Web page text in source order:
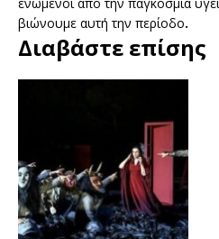
βιώνουμε αυτή την περίοδο.
Διαβάστε επίσης